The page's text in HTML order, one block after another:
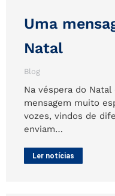
Uma
Natal
Blog
Na véspera do
mensagem muito
vozes, vindos de
enviam…
Ler notícias